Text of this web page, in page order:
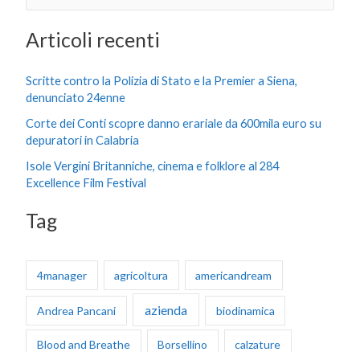
r
a
Articoli recenti
Scritte contro la Polizia di Stato e la Premier a Siena,
denunciato 24enne
Corte dei Conti scopre danno erariale da 600mila euro su
depuratori in Calabria
Isole Vergini Britanniche, cinema e folklore al 284
Excellence Film Festival
Tag
4manager agricoltura americandream
Andrea Pancani azienda biodinamica
Blood and Breathe Borsellino calzature